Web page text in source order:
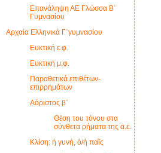
Επανάληψη ΑΕ Γλώσσα Β΄
Γυμνασίου
Αρχαία Ελληνικά Γ΄γυμνασίου
Ευκτική ε.φ.
Ευκτική μ.φ.
Παραθετικά επιθέτων-
επιρρημάτων
Αόριστος β΄
Θέση του τόνου στα
σύνθετα ρήματα της α.ε.
Κλίση: ἡ γυνή, ὁ/ἡ παῖς